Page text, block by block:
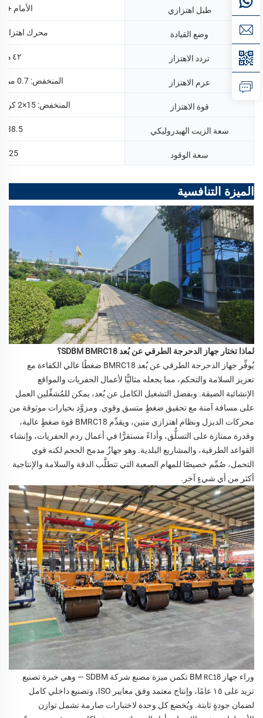
طبل اهتزازي الأمام +
وضع القيادة محرك اهتزاز
تردد الاهتزاز ٤٢ هرتز
عزم الاهتزاز المنخفض: 0.7 مم، العالي: 1.4 مم
قوة الاهتزاز المنخفض: 15×2 كن، العالي: 30×2 كن
سعة الزيت الهيدروليكي 38.5 لترًا
سعة الوقود 25 لتر
الميزة التنافسية
لماذا تختار جهاز الدحرجة الطرقي عن بُعد SDBM BMRC18؟
يُوفِّر جهاز الدحرجة الطرقي عن بُعد BMRC18 ضغطًا عالي الكفاءة مع
تعزيز السلامة والتحكم، مما يجعله مثاليًّا لأعمال الحفريات والمواقع
الإنشائية الضيقة. وبفضل التشغيل الكامل عن بُعد، يمكن للمُشغِّلين العمل
على مسافة آمنة مع تحقيق ضغطٍ متسق وقوي. ومزوَّد بخيارات موثوقة من
محركات الديزل ونظام اهتزازي متين، ويقدِّم BMRC18 قوة ضغطٍ عالية،
وقدرة ممتازة على التسلُّق، وأداءً مستقرًّا في أعمال ردم الحفريات، وإنشاء
القواعد الطرقية، والمشاريع البلدية. وهو جهازٌ مدمج الحجم لكنه قوي
التحمل، صُمِّم خصيصًا للمهام الصعبة التي تتطلَّب الدقة والسلامة والإنتاجية
أكثر من أي شيءٍ آخر.
وراء جهاز BM RC18
تكمن ميزة مصنع شركة SDBM — وهي خبرة تصنيع
تزيد على ١٥ عامًا، وإنتاج معتمد وفق معايير ISO، وتصنيع داخلي كامل
لضمان جودةٍ ثابتة. ويُخضع كل وحدة لاختبارات صارمة تشمل توازن